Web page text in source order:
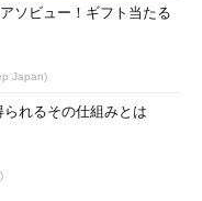
を活用することで、事
ルなIT運用を可能にす
ソビュー！ギフト当たる
Japan)
れるその仕組みとは